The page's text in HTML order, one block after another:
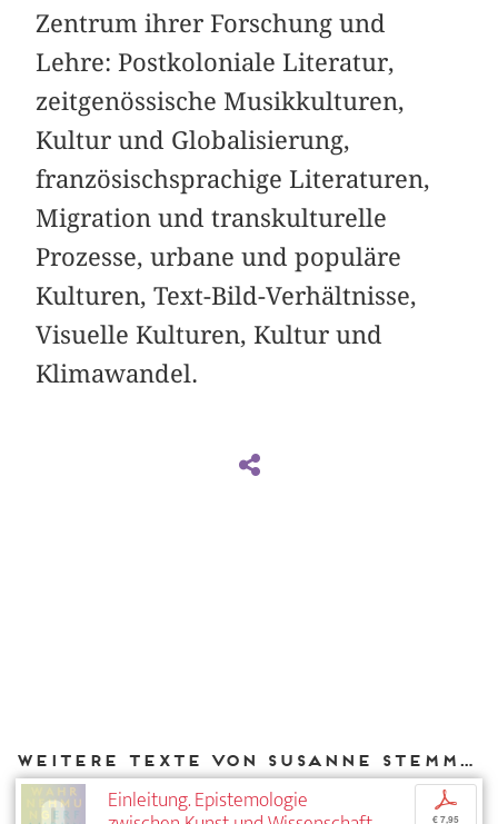
Zentrum ihrer Forschung und
Lehre: Postkoloniale Literatur,
zeitgenössische Musikkulturen,
Kultur und Globalisierung,
französischsprachige Literaturen,
Migration und transkulturelle
Prozesse, urbane und populäre
Kulturen, Text-Bild-Verhältnisse,
Visuelle Kulturen, Kultur und
Klimawandel.
Weitere Texte von Susanne Stemmler bei DIAPHANES
Einleitung. Epistemologie p
€ 7,95